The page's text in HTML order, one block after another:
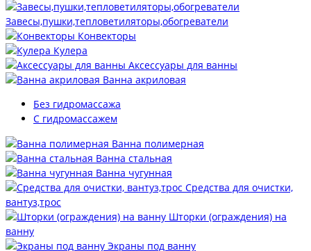
Завесы,пушки,тепловетиляторы,обогреватели
Конвекторы
Кулера
Аксессуары для ванны
Ванна акриловая
Без гидромассажа
С гидромассажем
Ванна полимерная
Ванна стальная
Ванна чугунная
Средства для очистки,
вантуз,трос
Шторки (ограждения) на
ванну
Экраны под ванну